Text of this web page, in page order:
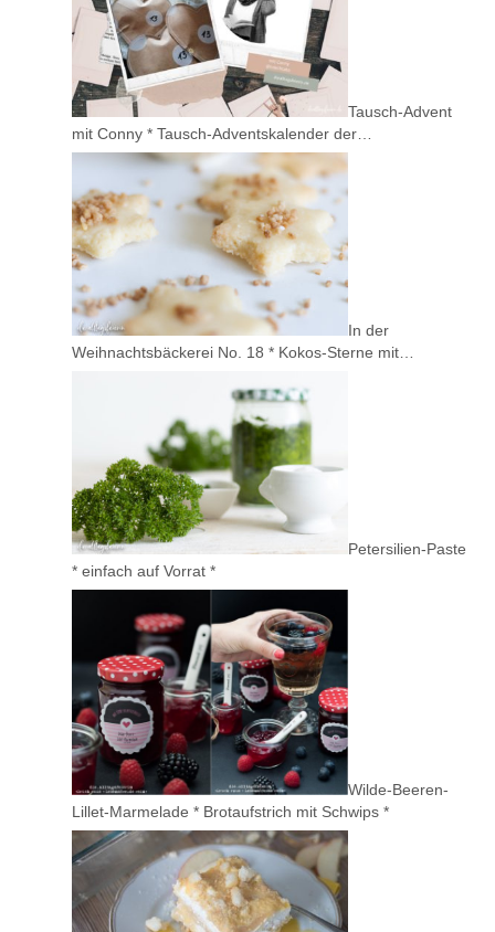
Tausch-Advent
mit Conny * Tausch-Adventskalender der…
In der
Weihnachtsbäckerei No. 18 * Kokos-Sterne mit…
Petersilien-Paste
* einfach auf Vorrat *
Wilde-Beeren-
Lillet-Marmelade * Brotaufstrich mit Schwips *